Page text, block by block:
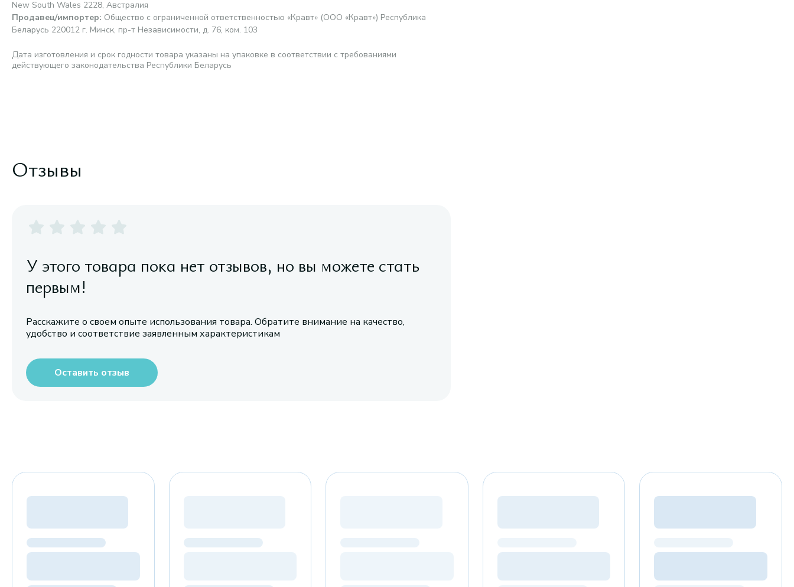
New South Wales 2228, Австралия
Продавец/импортер: Общество с ограниченной ответственностью «Кравт» (ООО «Кравт») Республика
Беларусь 220012 г. Минск, пр-т Независимости, д. 76, ком. 103
Дата изготовления и срок годности товара указаны на упаковке в соответствии с требованиями
действующего законодательства Республики Беларусь
Отзывы
У этого товара пока нет отзывов, но вы можете стать
первым!
Расскажите о своем опыте использования товара. Обратите внимание на качество,
удобство и соответствие заявленным характеристикам
Оставить отзыв